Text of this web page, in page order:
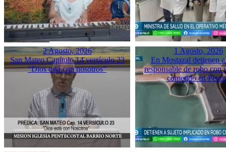
2 Agosto, 2026
San Mateo Capítulo 14 versículo 23
“Dios está con nosotros”
1 Agosto, 2026
En Mostazal detienen
responsable de robo con
cometido en